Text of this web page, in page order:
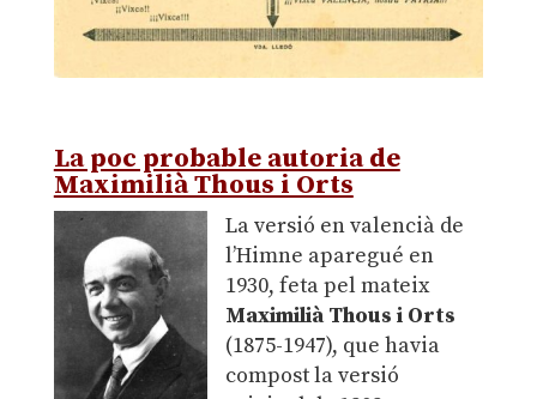
La poc probable autoria de
Maximilià Thous i Orts
La versió en valencià de
l’Himne aparegué en
1930, feta pel mateix
Maximilià Thous i Orts
(1875-1947), que havia
compost la versió